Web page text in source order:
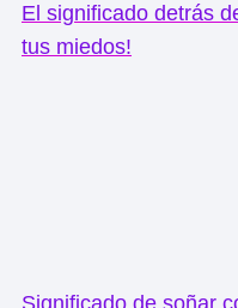
El significado detrás
tus miedos!